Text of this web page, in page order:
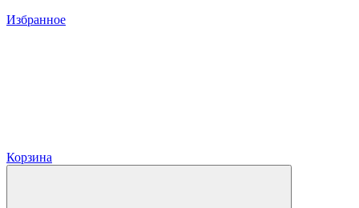
Избранное
Корзина